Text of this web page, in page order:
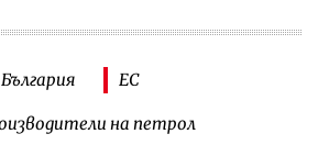
България ЕС
на петрол